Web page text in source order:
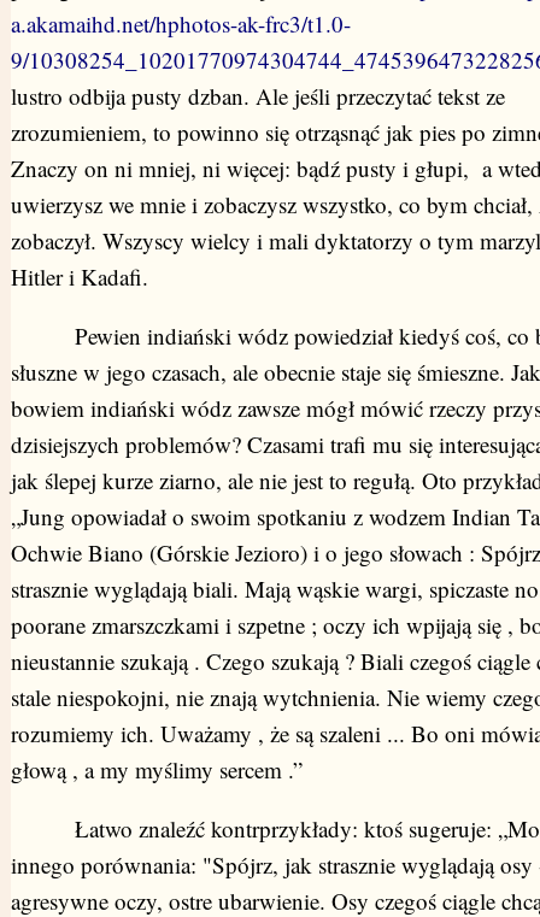
a.akamaihd.net/hphotos-ak-frc3/t1.0-
9/
lustro odbija pusty dzban. Ale jeśli przeczytać tekst ze
zrozumieniem, to powinno się otrząsnąć jak pies po
Znaczy on ni mniej, ni więcej: bądź pusty i głupi, a
uwierzysz we mnie i zobaczysz wszystko, co bym chciał,
zobaczył. Wszyscy wielcy i mali dyktatorzy o tym
Hitler i Kadafi.
Pewien indiański wódz powiedział kiedyś coś, co
słuszne w jego czasach, ale obecnie staje się śmieszne.
bowiem indiański wódz zawsze mógł mówić rzeczy
dzisiejszych problemów? Czasami trafi mu się
jak ślepej kurze ziarno, ale nie jest to regułą. Oto
„Jung opowiadał o swoim spotkaniu z wodzem Indian
Ochwie Biano (Górskie Jezioro) i o jego słowach :
strasznie wyglądają biali. Mają wąskie wargi, spiczaste
poorane zmarszczkami i szpetne ; oczy ich wpijają się ,
nieustannie szukają . Czego szukają ? Biali czegoś ciągle
stale niespokojni, nie znają wytchnienia. Nie wiemy
rozumiemy ich. Uważamy , że są szaleni ... Bo oni
głową , a my myślimy sercem .”
Łatwo znaleźć kontrprzykłady: ktoś sugeruje:
innego porównania: "Spójrz, jak strasznie wyglądają osy
agresywne oczy, ostre ubarwienie. Osy czegoś ciągle